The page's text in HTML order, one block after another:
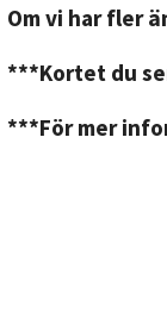
Om vi har fler
***Kortet du
***För mer